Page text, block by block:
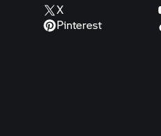
X
Pinterest